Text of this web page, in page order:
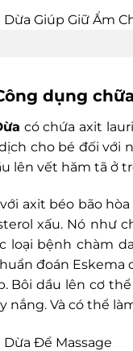
dụng
có chứa axit
cho bé đối với
lên vết hăm tã ở
axit béo bão
xấu. Nó như
loại bệnh chàm
đoán Eskema
Bôi dầu lên cơ
nắng. Và có thể